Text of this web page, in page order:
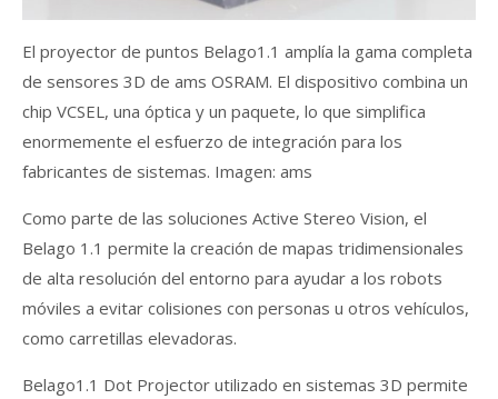
El proyector de puntos Belago1.1 amplía la gama completa
de sensores 3D de ams OSRAM. El dispositivo combina un
chip VCSEL, una óptica y un paquete, lo que simplifica
enormemente el esfuerzo de integración para los
fabricantes de sistemas. Imagen: ams
Como parte de las soluciones Active Stereo Vision, el
Belago 1.1 permite la creación de mapas tridimensionales
de alta resolución del entorno para ayudar a los robots
móviles a evitar colisiones con personas u otros vehículos,
como carretillas elevadoras.
Belago1.1 Dot Projector utilizado en sistemas 3D permite